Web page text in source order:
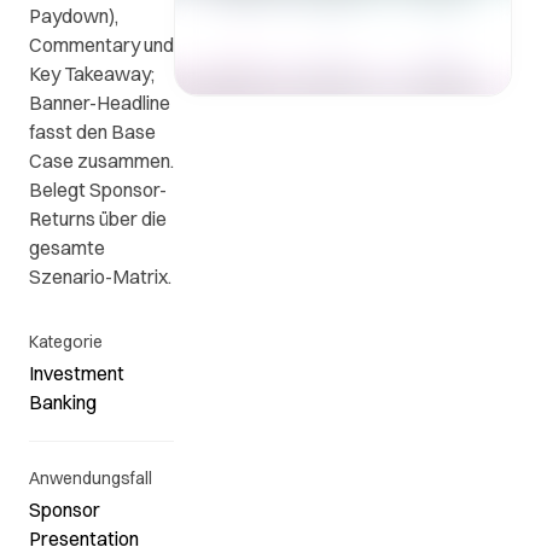
Paydown),
Commentary und
Key Takeaway;
Banner-Headline
fasst den Base
Case zusammen.
Belegt Sponsor-
Returns über die
gesamte
Szenario-Matrix.
Kategorie
Investment
Banking
Anwendungsfall
Sponsor
Presentation